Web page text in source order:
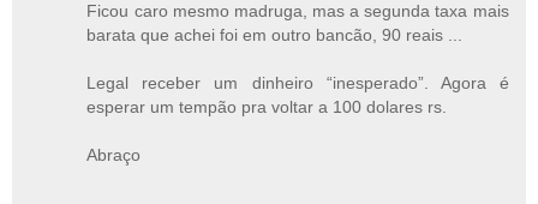
Ficou caro mesmo madruga, mas a segunda taxa mais
barata que achei foi em outro bancão, 90 reais ...
Legal receber um dinheiro “inesperado”. Agora é
esperar um tempão pra voltar a 100 dolares rs.
Abraço